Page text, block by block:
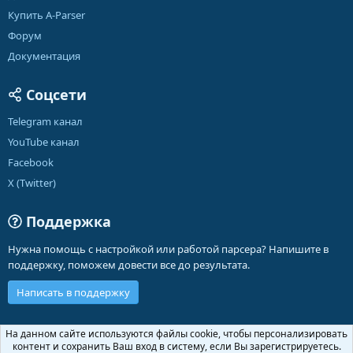
Купить A-Parser
Форум
Документация
Соцсети
Telegram канал
YouTube канал
Facebook
X (Twitter)
Поддержка
Нужна помощь с настройкой или работой парсера? Напишите в
поддержку, поможем довести все до результата.
Написать в поддержку
Russian (RU)
На данном сайте используются файлы cookie, чтобы персонализировать
контент и сохранить Ваш вход в систему, если Вы зарегистрируетесь.